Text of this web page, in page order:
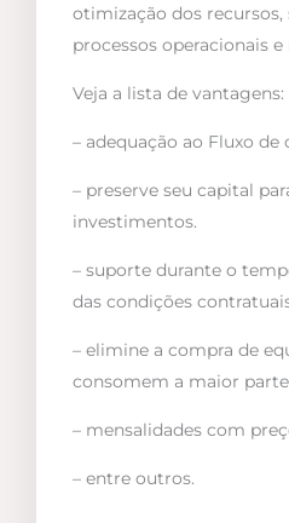
otimização dos
processos operacionais
Veja a lista de vantagens:
– adequação ao Fluxo de
– preserve seu capital
investimentos.
– suporte durante o
das condições
– elimine a compra de
consomem a maior parte
– mensalidades com
– entre outros.